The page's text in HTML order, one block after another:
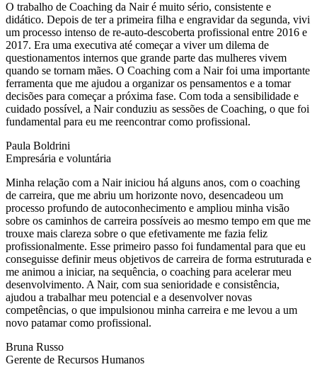
O trabalho de Coaching da Nair é muito sério, consistente e
didático. Depois de ter a primeira filha e engravidar da segunda, vivi
um processo intenso de re-auto-descoberta profissional entre 2016 e
2017. Era uma executiva até começar a viver um dilema de
questionamentos internos que grande parte das mulheres vivem
quando se tornam mães. O Coaching com a Nair foi uma importante
ferramenta que me ajudou a organizar os pensamentos e a tomar
decisões para começar a próxima fase. Com toda a sensibilidade e
cuidado possível, a Nair conduziu as sessões de Coaching, o que foi
fundamental para eu me reencontrar como profissional.
Paula Boldrini
Empresária e voluntária
Minha relação com a Nair iniciou há alguns anos, com o coaching
de carreira, que me abriu um horizonte novo, desencadeou um
processo profundo de autoconhecimento e ampliou minha visão
sobre os caminhos de carreira possíveis ao mesmo tempo em que me
trouxe mais clareza sobre o que efetivamente me fazia feliz
profissionalmente. Esse primeiro passo foi fundamental para que eu
conseguisse definir meus objetivos de carreira de forma estruturada e
me animou a iniciar, na sequência, o coaching para acelerar meu
desenvolvimento. A Nair, com sua senioridade e consistência,
ajudou a trabalhar meu potencial e a desenvolver novas
competências, o que impulsionou minha carreira e me levou a um
novo patamar como profissional.
Bruna Russo
Gerente de Recursos Humanos